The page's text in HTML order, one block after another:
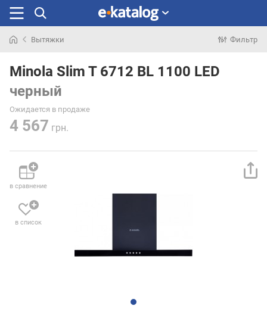
раньше
Вытяжки Фильтр
Minola Slim T 6712 BL 1100 LED
черный
Ожидается в продаже
4 567 грн.
в сравнение
в список